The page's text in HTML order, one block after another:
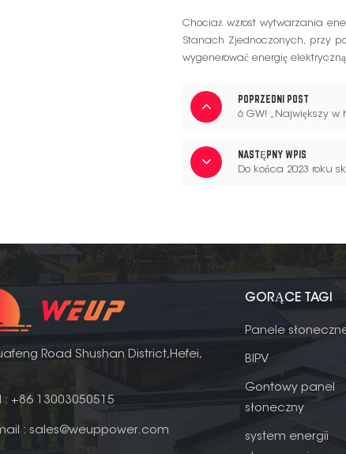
Chociaż wzrost wytwarzania
Stanach Zjednoczonych, przy
wygenerować energię
POPRZEDNI POST
6 GW! „Największy
NASTĘPNY WPIS
Do końca 2023 roku
Road Shushan District,Hefei,
: +86 13003050515
: sales@weuppower.com
GORĄCE TAGI
Panele
BIPV
Gontowy panel
słoneczny
system energii